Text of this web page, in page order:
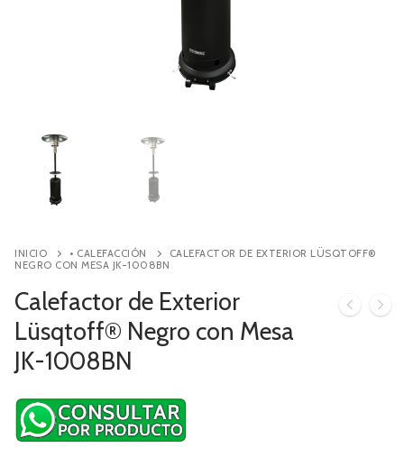
Contacto
INICIO • CALEFACCIÓN
CALEFACTOR DE EXTERIOR LÜSQTOFF®
NEGRO CON MESA JK-1008BN
Calefactor de Exterior
Lüsqtoff® Negro con Mesa
JK-1008BN